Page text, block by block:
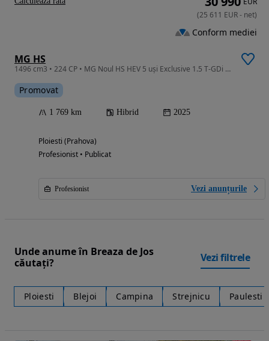
MG HS
1496 cm3 • 224 CP • MG Noul HS HEV 5 uși Exclusive 1.5 T-GDi HEV 224 CP AT (MY 2025)
Promovat
1 769 km Hibrid 2025
Ploiesti (Prahova)
Profesionist • Publicat
Profesionist Vezi anunțurile
(25 611 EUR- net)
Conform mediei
Unde anume în Breaza de Jos
căutați?
Vezi filtrele
Ploiesti Blejoi Campina Strejnicu Paulesti